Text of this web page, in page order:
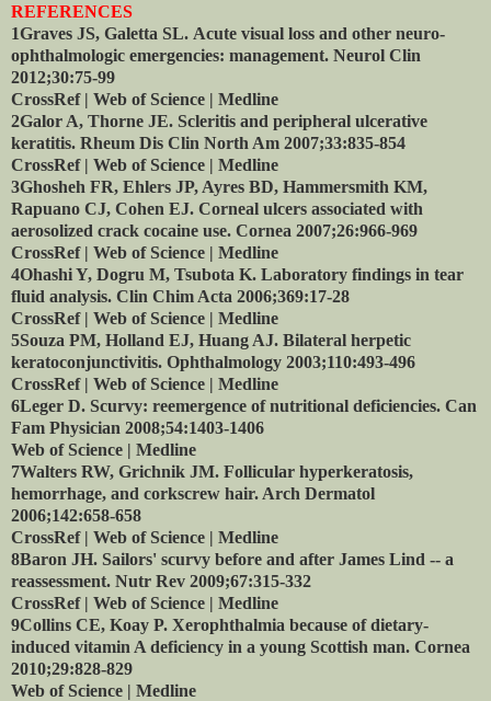
REFERENCES
1Graves JS, Galetta SL. Acute visual loss and other neuro-
ophthalmologic emergencies: management. Neurol Clin
2012;30:75-99
CrossRef | Web of Science | Medline
2Galor A, Thorne JE. Scleritis and peripheral ulcerative
keratitis. Rheum Dis Clin North Am 2007;33:835-854
CrossRef | Web of Science | Medline
3Ghosheh FR, Ehlers JP, Ayres BD, Hammersmith KM,
Rapuano CJ, Cohen EJ. Corneal ulcers associated with
aerosolized crack cocaine use. Cornea 2007;26:966-969
CrossRef | Web of Science | Medline
4Ohashi Y, Dogru M, Tsubota K. Laboratory findings in tear
fluid analysis. Clin Chim Acta 2006;369:17-28
CrossRef | Web of Science | Medline
5Souza PM, Holland EJ, Huang AJ. Bilateral herpetic
keratoconjunctivitis. Ophthalmology 2003;110:493-496
CrossRef | Web of Science | Medline
6Leger D. Scurvy: reemergence of nutritional deficiencies. Can
Fam Physician 2008;54:1403-1406
Web of Science | Medline
7Walters RW, Grichnik JM. Follicular hyperkeratosis,
hemorrhage, and corkscrew hair. Arch Dermatol
2006;142:658-658
CrossRef | Web of Science | Medline
8Baron JH. Sailors' scurvy before and after James Lind -- a
reassessment. Nutr Rev 2009;67:315-332
CrossRef | Web of Science | Medline
9Collins CE, Koay P. Xerophthalmia because of dietary-
induced vitamin A deficiency in a young Scottish man. Cornea
2010;29:828-829
Web of Science | Medline